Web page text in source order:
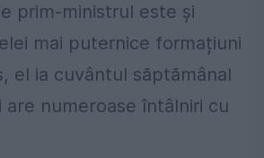
prim-ministrul este și
mai puternice formațiuni
el ia cuvântul săptămânal
numeroase întâlniri cu